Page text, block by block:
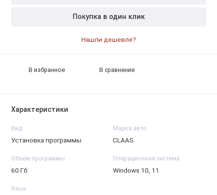
Покупка в один клик
Нашли дешевле?
В избранное В сравнение
Характеристики
Вид
Установка программы
Марка авто
CLAAS
Объем программы
60 Гб
Операционная система
Windows 10, 11
Язык